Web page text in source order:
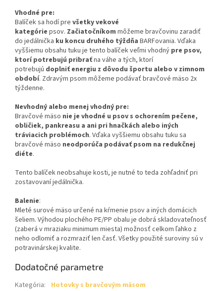
Vhodné pre:
Balíček sa hodí pre všetky vekové
kategórie psov. Začiatočníkom môžeme bravčovinu zaradiť
do jedálnička ku koncu druhého týždňa BARFovania. Vďaka
vyššiemu obsahu tuku je tento balíček veľmi vhodný pre psov,
ktorí potrebujú pribraťna váhe a tých, ktorí
potrebujú doplniť energiu z dôvodu športu alebo v zimnom
období. Zdravým psom môžeme podávať bravčové mäso 2x
týždenne.
Nevhodný alebo menej vhodný pre:
Bravčové mäso nie je vhodné u psov s ochorením pečene,
obličiek, pankreasu a ani pri hnačkách alebo iných
tráviacich problémoch. Vďaka vyššiemu obsahu tuku sa
bravčové mäso neodporúča podávať psom na redukčnej
diéte.
Tento balíček neobsahuje kosti, je nutné to teda zohľadniť pri
zostavovaní jedálnička.
Balenie:
Mleté surové mäso určené na kŕmenie psov a iných domácich
šeliem. Výhodou plochého PE/PP obalu je dobrá skladovateľnosť
(zaberá v mraziaku minimum miesta) možnosť celkom ľahko z
neho odlomiť a rozmraziť len časť. Všetky použité suroviny sú v
potravinárskej kvalite.
Dodatočné parametre
Kategória:
Hotovky s bravčovým mäsom